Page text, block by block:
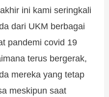
ini kami seringkali
dari UKM berbagai
pandemi covid 19
terus bergerak,
mereka yang tetap
meskipun saat